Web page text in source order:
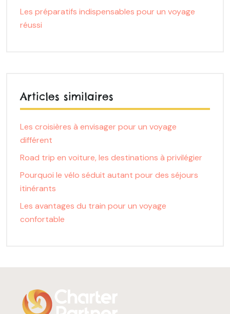
Les préparatifs indispensables pour un voyage
réussi
Articles similaires
Les croisières à envisager pour un voyage
différent
Road trip en voiture, les destinations à privilégier
Pourquoi le vélo séduit autant pour des séjours
itinérants
Les avantages du train pour un voyage
confortable